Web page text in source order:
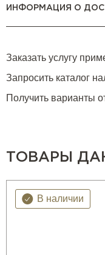
ИНФОРМАЦИЯ О
Заказать услугу
Запросить каталог
Получить варианты
ТОВАРЫ
В наличии